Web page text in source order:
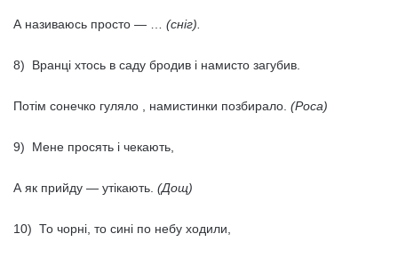
А називаюсь просто — … (сніг).
8) Вранці хтось в саду бродив і намисто загубив.
Потім сонечко гуляло , намистинки позбирало. (Роса)
9) Мене просять і чекають,
А як прийду — утікають. (Дощ)
10) То чорні, то сині по небу ходили,